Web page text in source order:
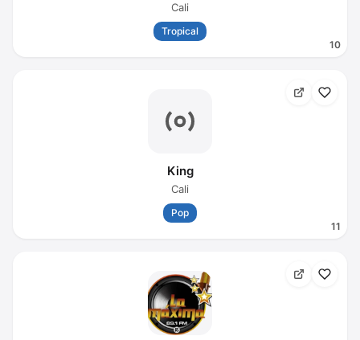
10
Cali
Tropical
11
King
Cali
Pop